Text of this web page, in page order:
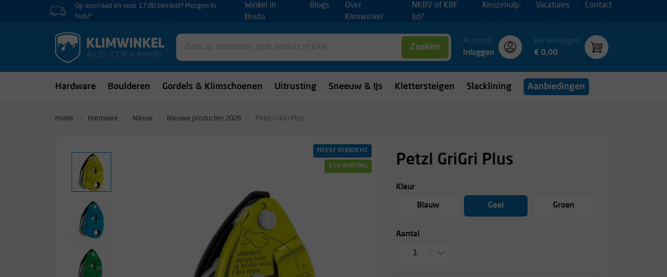
Op voorraad en voor 17:00 besteld? Morgen in
huis!*
Winkel in
Breda
Blogs
Over
Klimwinkel
NKBV of KBF
lid?
Keuzehulp Vacatures Contact
Zoeken
Account
Inloggen
Winkelwagen
€ 0,00
Hardware Boulderen Gordels & Klimschoenen Uitrusting Sneeuw & IJs Klettersteigen Slacklining Aanbiedingen
Home Hardware Nieuw Nieuwe producten 2026 Petzl GriGri Plus
MEEST VERKOCHT
15% KORTING Petzl GriGri Plus
Kleur
Blauw Geel Groen
Aantal
1